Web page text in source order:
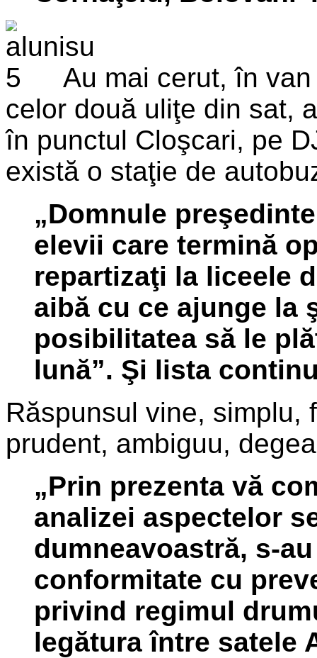
Au mai cerut, în
celor două uliţe din sat,
în punctul Cloşcari, pe
există o staţie de
„Domnule
elevii care termină
repartizaţi la liceele
aibă cu ce ajunge la
posibilitatea să le
lună”. Şi lista
Răspunsul vine, simplu,
prudent, ambiguu,
„Prin prezenta vă
analizei aspectelor
dumneavoastră, s-
conformitate cu
privind regimul
legătura între satele